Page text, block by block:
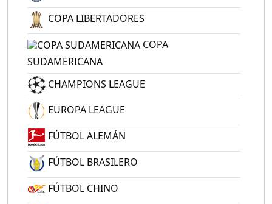
COPA LIBERTADORES
COPA
SUDAMERICANA
CHAMPIONS LEAGUE
EUROPA LEAGUE
FÚTBOL ALEMÁN
FÚTBOL BRASILERO
FÚTBOL CHINO